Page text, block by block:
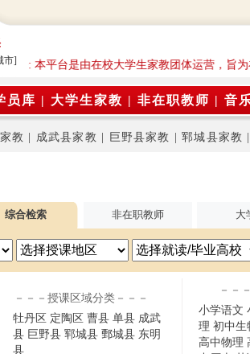
市]
告: 本平台是由在校大学生家教团体运营，旨为
员库 | 大学生家教 | 非在职教师 | 音
教 成武县家教 巨野县家教 |郓城县家教
综合检索 非在职教师 大
－－－授课区域分类－－－
牡丹区 定陶区 曹县 单县 成武
县 巨野县 郓城县 鄄城县 东明
县
－－
小学语文
理 初中生
高中物理